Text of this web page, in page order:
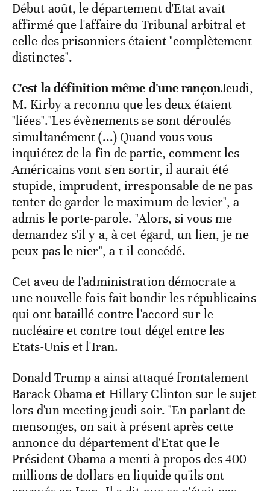
Début août, le département d'Etat avait
affirmé que l'affaire du Tribunal arbitral et
celle des prisonniers étaient "complètement
distinctes".
C'est la définition même d'une rançonJeudi,
M. Kirby a reconnu que les deux étaient
"liées"."Les évènements se sont déroulés
simultanément (...) Quand vous vous
inquiétez de la fin de partie, comment les
Américains vont s'en sortir, il aurait été
stupide, imprudent, irresponsable de ne pas
tenter de garder le maximum de levier", a
admis le porte-parole. "Alors, si vous me
demandez s'il y a, à cet égard, un lien, je ne
peux pas le nier", a-t-il concédé.
Cet aveu de l'administration démocrate a
une nouvelle fois fait bondir les républicains
qui ont bataillé contre l'accord sur le
nucléaire et contre tout dégel entre les
Etats-Unis et l'Iran.
Donald Trump a ainsi attaqué frontalement
Barack Obama et Hillary Clinton sur le sujet
lors d'un meeting jeudi soir. "En parlant de
mensonges, on sait à présent après cette
annonce du département d'Etat que le
Président Obama a menti à propos des 400
millions de dollars en liquide qu'ils ont